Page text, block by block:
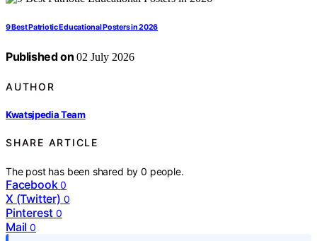
9 Best Patriotic Educational Posters in 2026
Published on 02 July 2026
AUTHOR
Kwatsjpedia Team
SHARE ARTICLE
The post has been shared by0 people.
Facebook 0
X (Twitter) 0
Pinterest 0
Mail 0